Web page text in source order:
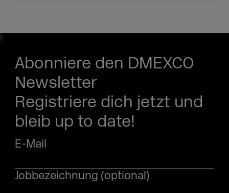
Abonniere den DMEXCO
Newsletter
Registriere dich jetzt und
bleib up to date!
E-Mail
Jobbezeichnung (optional)